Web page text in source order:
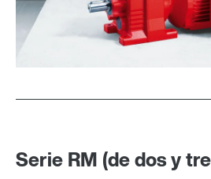
Serie RM (de dos y